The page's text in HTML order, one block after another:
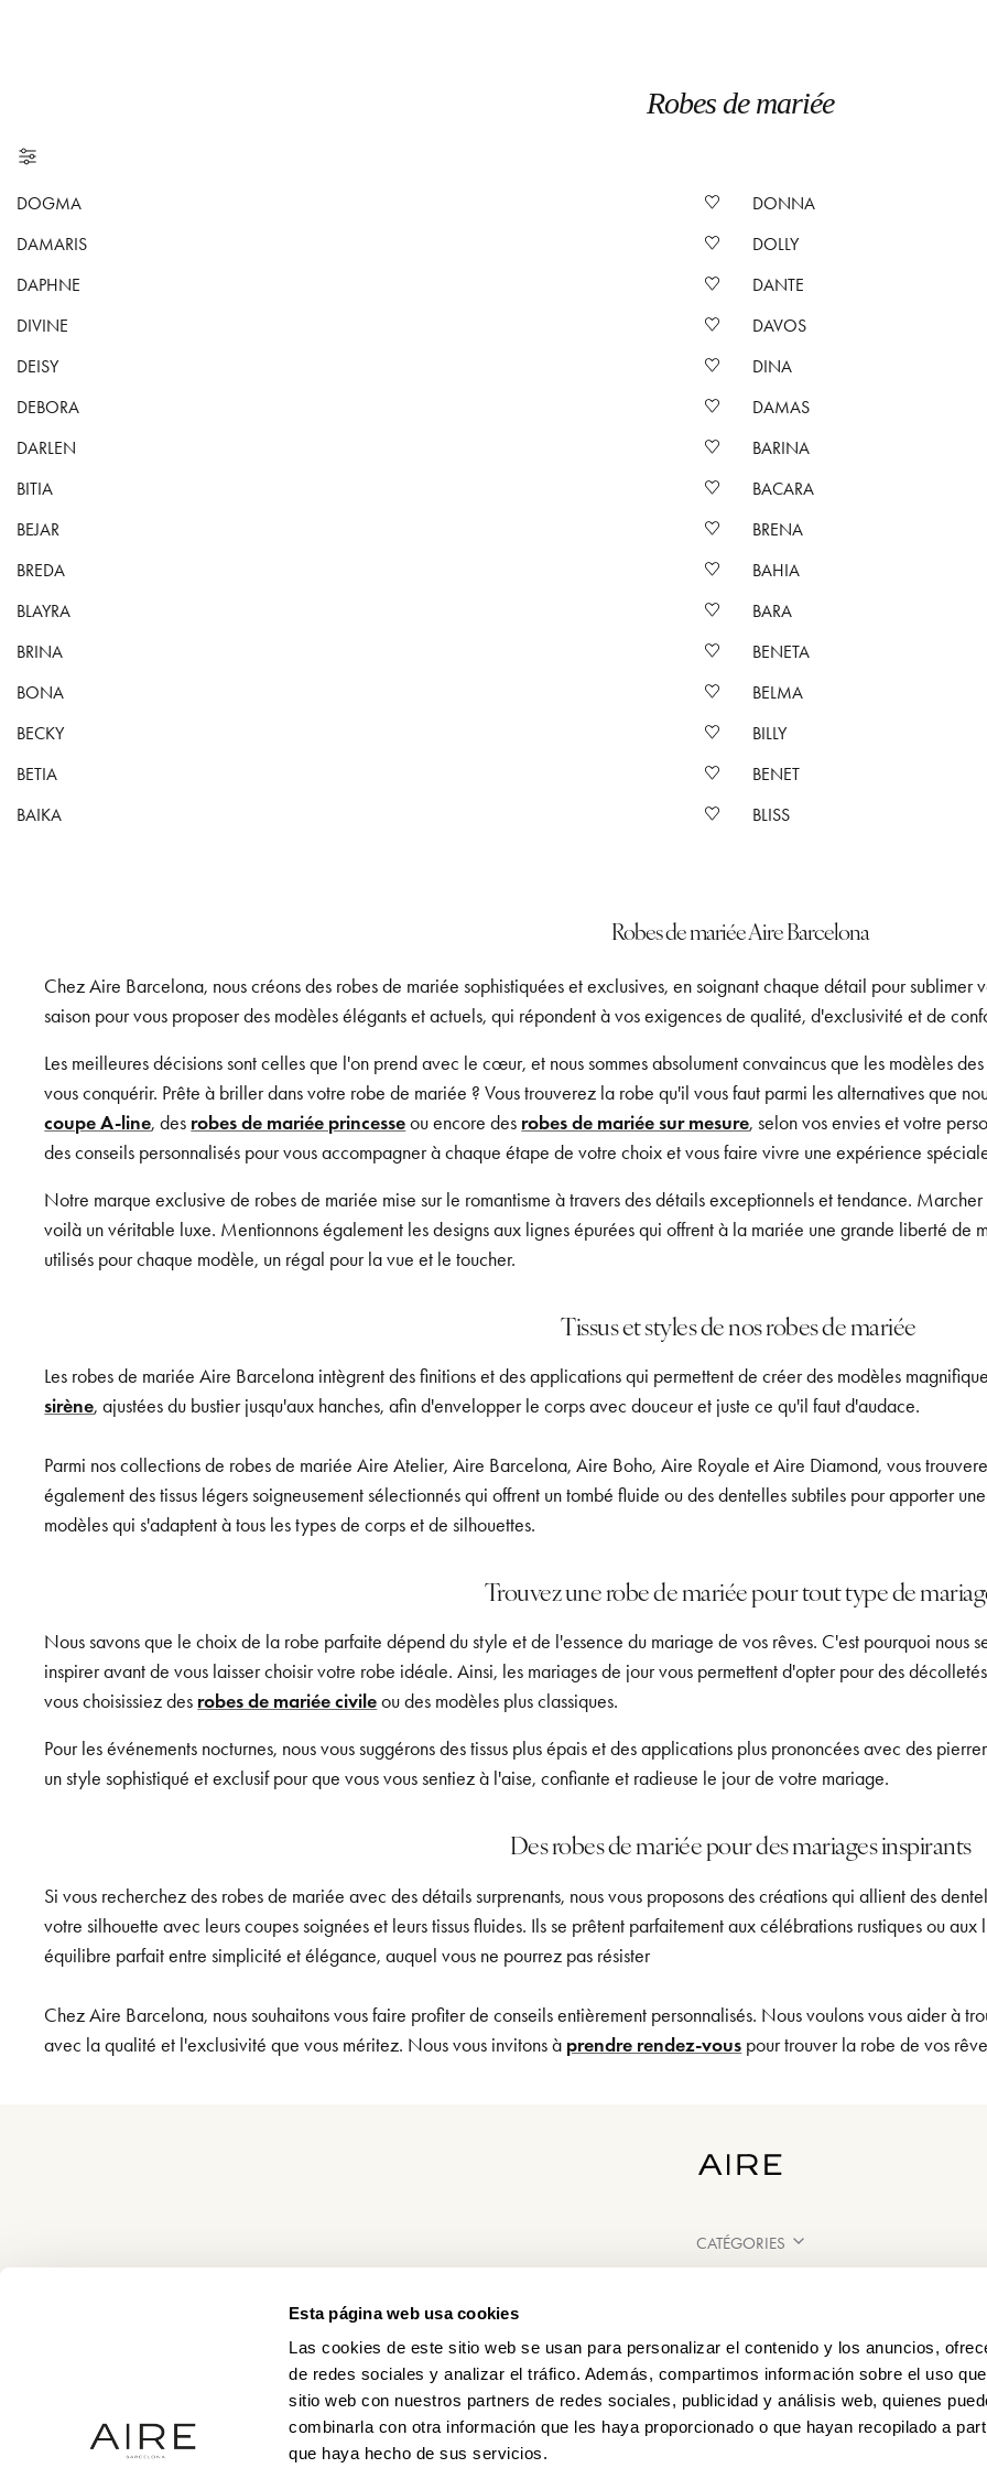
Esta página web usa cookies
Las cookies de este sitio web se usan para personalizar el contenido y los anuncios,
de redes sociales y analizar el tráfico. Además, compartimos información sobre el uso
sitio web con nuestros partners de redes sociales, publicidad y análisis web, quienes
combinarla con otra información que les haya proporcionado o que hayan recopilado a
que haya hecho de sus servicios.
Robes de mariée
DOGMA
DONNA
DAMARIS
DOLLY
DAPHNE
DANTE
DIVINE
DAVOS
DEISY
DINA
DEBORA
DAMAS
DARLEN
BARINA
BITIA
BACARA
BEJAR
BRENA
BREDA
BAHIA
BLAYRA
BARA
BRINA
BENETA
BONA
BELMA
BECKY
BILLY
BETIA
BENET
BAIKA
BLISS
Robes de mariée Aire Barcelona
Chez Aire Barcelona, nous créons des robes de mariée sophistiquées et exclusives, en soignant chaque détail pour
saison pour vous proposer des modèles élégants et actuels, qui répondent à vos exigences de qualité, d'exclusivité et de
Les meilleures décisions sont celles que l'on prend avec le cœur, et nous sommes absolument convaincus que les modèles
vous conquérir. Prête à briller dans votre robe de mariée ? Vous trouverez la robe qu'il vous faut parmi les alternatives que
coupe A-line, des robes de mariée princesseou encore des robes de mariée sur mesure, selon vos envies et votre
des conseils personnalisés pour vous accompagner à chaque étape de votre choix et vous faire vivre une expérience
Notre marque exclusive de robes de mariée mise sur le romantisme à travers des détails exceptionnels et tendance.
voilà un véritable luxe. Mentionnons également les designs aux lignes épurées qui offrent à la mariée une grande liberté de
utilisés pour chaque modèle, un régal pour la vue et le toucher.
Tissus et styles de nos robes de mariée
Les robes de mariée Aire Barcelona intègrent des finitions et des applications qui permettent de créer des modèles
sirène, ajustées du bustier jusqu'aux hanches, afin d'envelopper le corps avec douceur et juste ce qu'il faut d'audace.
Parmi nos collections de robes de mariée Aire Atelier, Aire Barcelona, Aire Boho, Aire Royale et Aire Diamond, vous
également des tissus légers soigneusement sélectionnés qui offrent un tombé fluide ou des dentelles subtiles pour apporter
modèles qui s'adaptent à tous les types de corps et de silhouettes.
Trouvez une robe de mariée pour tout type de
Nous savons que le choix de la robe parfaite dépend du style et de l'essence du mariage de vos rêves. C'est pourquoi nous
inspirer avant de vous laisser choisir votre robe idéale. Ainsi, les mariages de jour vous permettent d'opter pour des
vous choisissiez des robes de mariée civileou des modèles plus classiques.
Pour les événements nocturnes, nous vous suggérons des tissus plus épais et des applications plus prononcées avec des
un style sophistiqué et exclusif pour que vous vous sentiez à l'aise, confiante et radieuse le jour de votre mariage.
Des robes de mariée pour des mariages inspirants
Si vous recherchez des robes de mariée avec des détails surprenants, nous vous proposons des créations qui allient des
votre silhouette avec leurs coupes soignées et leurs tissus fluides. Ils se prêtent parfaitement aux célébrations rustiques ou
équilibre parfait entre simplicité et élégance, auquel vous ne pourrez pas résister
Chez Aire Barcelona, nous souhaitons vous faire profiter de conseils entièrement personnalisés. Nous voulons vous aider à
avec la qualité et l'exclusivité que vous méritez. Nous vous invitons à prendre rendez-vous pour trouver la robe de vos
CATÉGORIES
POINT DE VENTE